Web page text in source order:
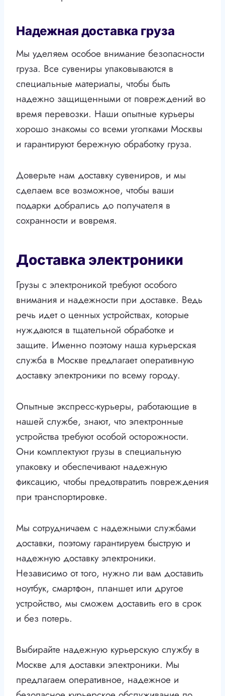
Надежная доставка груза
Мы уделяем особое внимание безопасности
груза. Все сувениры упаковываются в
специальные материалы, чтобы быть
надежно защищенными от повреждений во
время перевозки. Наши опытные курьеры
хорошо знакомы со всеми уголками Москвы
и гарантируют бережную обработку груза.
Доверьте нам доставку сувениров, и мы
сделаем все возможное, чтобы ваши
подарки добрались до получателя в
сохранности и вовремя.
Доставка электроники
Грузы с электроникой требуют особого
внимания и надежности при доставке. Ведь
речь идет о ценных устройствах, которые
нуждаются в тщательной обработке и
защите. Именно поэтому наша курьерская
служба в Москве предлагает оперативную
доставку электроники по всему городу.
Опытные экспресс-курьеры, работающие в
нашей службе, знают, что электронные
устройства требуют особой осторожности.
Они комплектуют грузы в специальную
упаковку и обеспечивают надежную
фиксацию, чтобы предотвратить повреждения
при транспортировке.
Мы сотрудничаем с надежными службами
доставки, поэтому гарантируем быструю и
надежную доставку электроники.
Независимо от того, нужно ли вам доставить
ноутбук, смартфон, планшет или другое
устройство, мы сможем доставить его в срок
и без потерь.
Выбирайте надежную курьерскую службу в
Москве для доставки электроники. Мы
предлагаем оперативное, надежное и